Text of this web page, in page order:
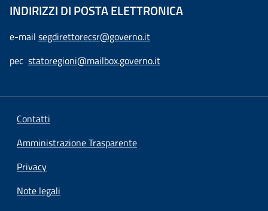
INDIRIZZI DI POSTA ELETTRONICA
e-mail segdirettorecsr@governo.it
pec statoregioni@mailbox.governo.it
Contatti
Amministrazione Trasparente
Privacy
Note legali